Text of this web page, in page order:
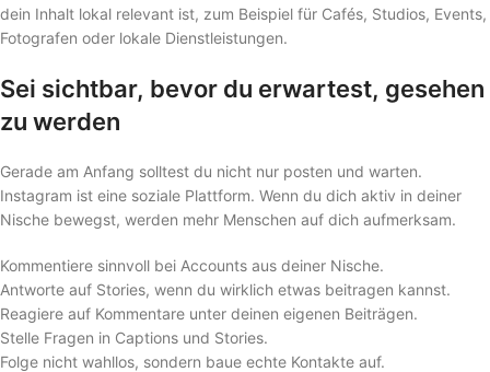
dein Inhalt lokal relevant ist, zum Beispiel für Cafés, Studios, Events,
Fotografen oder lokale Dienstleistungen.
Sei sichtbar, bevor du erwartest, gesehen
zu werden
Gerade am Anfang solltest du nicht nur posten und warten.
Instagram ist eine soziale Plattform. Wenn du dich aktiv in deiner
Nische bewegst, werden mehr Menschen auf dich aufmerksam.
Kommentiere sinnvoll bei Accounts aus deiner Nische.
Antworte auf Stories, wenn du wirklich etwas beitragen kannst.
Reagiere auf Kommentare unter deinen eigenen Beiträgen.
Stelle Fragen in Captions und Stories.
Folge nicht wahllos, sondern baue echte Kontakte auf.